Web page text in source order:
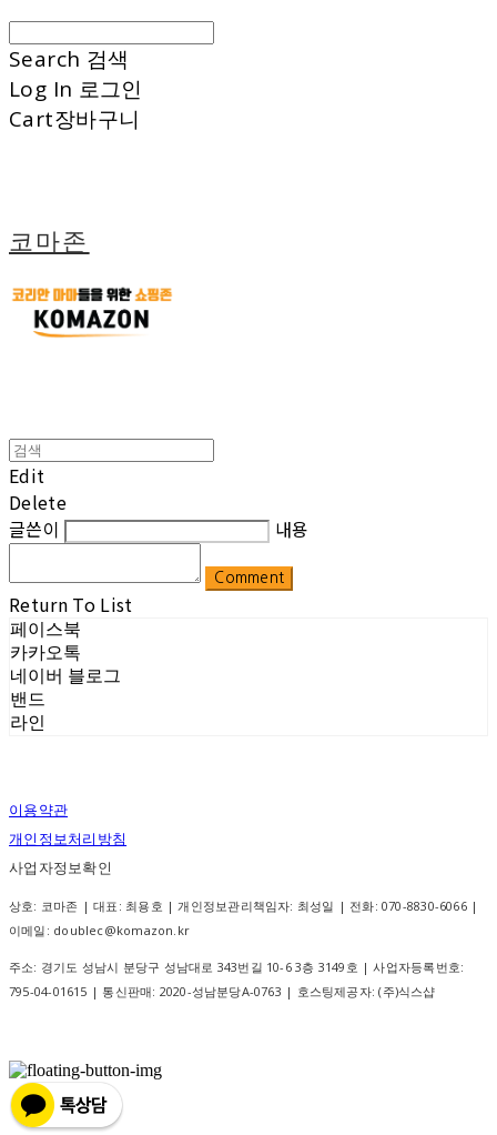
Search 검색
Log In 로그인
Cart장바구니
코마존
Edit
Delete
글쓴이
내용
Comment
Return To List
페이스북
카카오톡
네이버 블로그
밴드
라인
이용약관
개인정보처리방침
사업자정보확인
상호: 코마존 | 대표: 최용호 | 개인정보관리책임자: 최성일 | 전화: 070-8830-6066 |
이메일: doublec@komazon.kr
주소: 경기도 성남시 분당구 성남대로 343번길 10-6 3층 3149호 | 사업자등록번호:
795-04-01615 | 통신판매: 2020-성남분당A-0763 | 호스팅제공자: (주)식스샵